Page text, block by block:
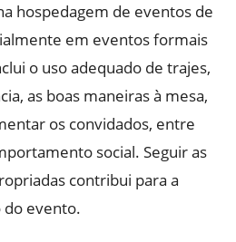
hospedagem de eventos de
em eventos formais
o uso adequado de trajes,
as boas maneiras à mesa,
os convidados, entre
social. Seguir as
contribui para a
do evento.